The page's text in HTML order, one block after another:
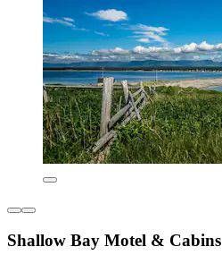
Shallow Bay Motel & Cabins